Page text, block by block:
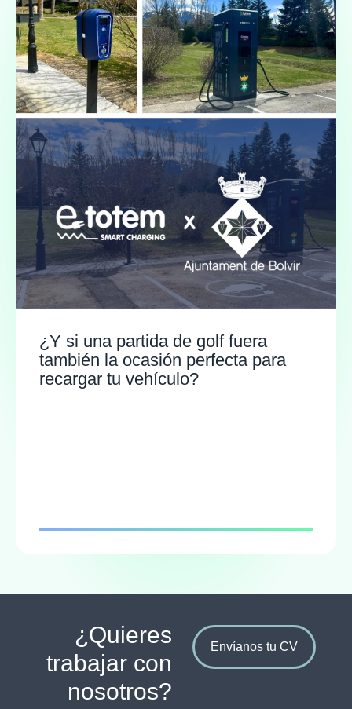
¿Y si una partida de golf fuera
también la ocasión perfecta para
recargar tu vehículo?
¿Quieres
trabajar con
nosotros?
Envíanos tu CV